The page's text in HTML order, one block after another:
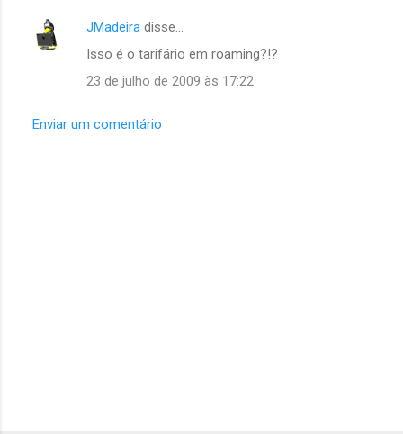
á
o
JMadeira disse…
Isso é o tarifário em roaming?!?
23 de julho de 2009 às 17:22
Enviar um comentário